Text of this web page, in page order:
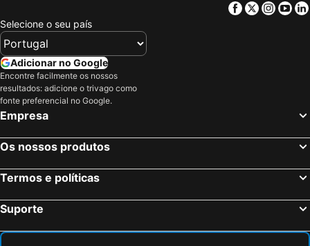
Facebook
Twitter
Selecione o seu país
Adicionar no Google
Encontre facilmente os nossos
resultados: adicione o trivago como
fonte preferencial no Google.
Empresa
Os nossos produtos
Termos e políticas
Suporte